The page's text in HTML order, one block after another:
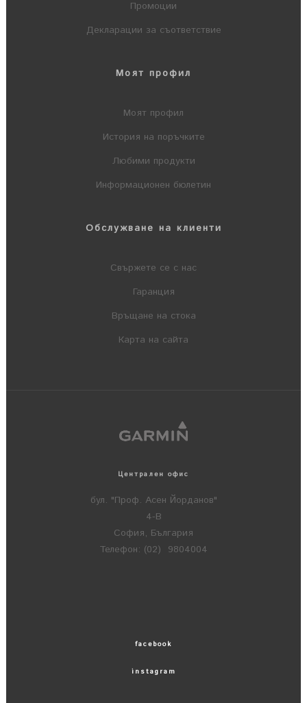
Промоции
Декларации за съответствие
Моят профил
Моят профил
История на поръчките
Любими продукти
Информационен бюлетин
Обслужване на клиенти
Свържете се с нас
Гаранция
Връщане на стока
Карта на сайта
Централен офис
бул. "Проф. Асен Йорданов"
4-В
София, България
Телефон: (02) 9804004
facebook
instagram